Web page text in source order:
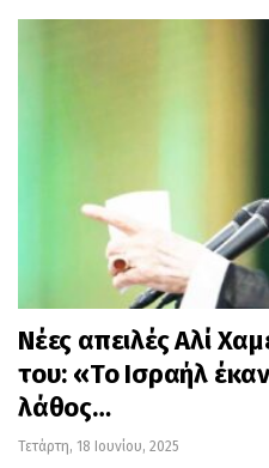
Νέες απειλές Αλί
του: «Το Ισραήλ
λάθος…
Τετάρτη, 18 Ιουνίου, 2025